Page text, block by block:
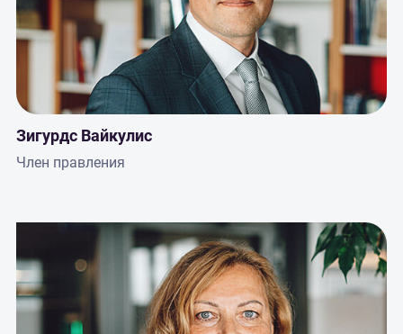
Зигурдс Вайкулис
Член правления